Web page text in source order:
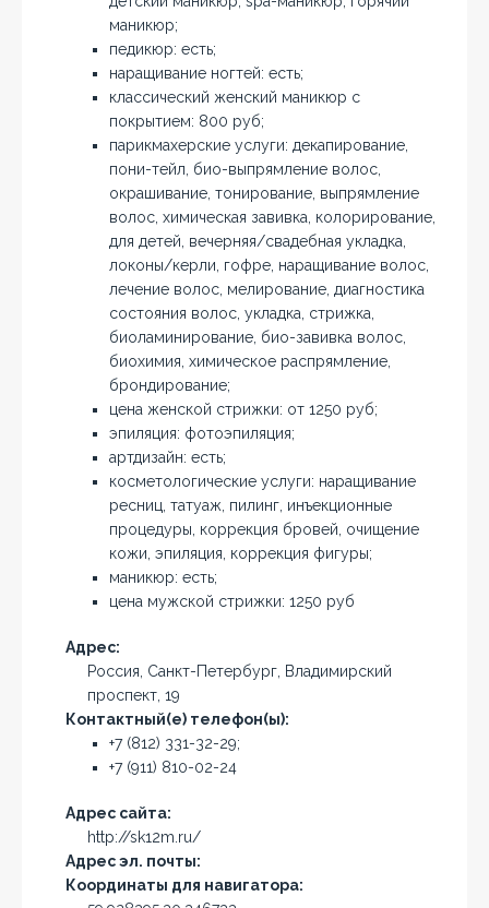
маникюр;
педикюр: есть;
наращивание ногтей: есть;
классический женский маникюр с
покрытием: 800 руб;
парикмахерские услуги: декапирование,
пони-тейл, био-выпрямление волос,
окрашивание, тонирование, выпрямление
волос, химическая завивка, колорирование,
для детей, вечерняя/свадебная укладка,
локоны/керли, гофре, наращивание волос,
лечение волос, мелирование, диагностика
состояния волос, укладка, стрижка,
биоламинирование, био-завивка волос,
биохимия, химическое распрямление,
брондирование;
цена женской стрижки: от 1250 руб;
эпиляция: фотоэпиляция;
артдизайн: есть;
косметологические услуги: наращивание
ресниц, татуаж, пилинг, инъекционные
процедуры, коррекция бровей, очищение
кожи, эпиляция, коррекция фигуры;
маникюр: есть;
цена мужской стрижки: 1250 руб
Адрес:
Россия, Санкт-Петербург, Владимирский
проспект, 19
Контактный(е) телефон(ы):
+7 (812) 331-32-29;
+7 (911) 810-02-24
Адрес сайта:
http://sk12m.ru/
Адрес эл. почты:
Координаты для навигатора: